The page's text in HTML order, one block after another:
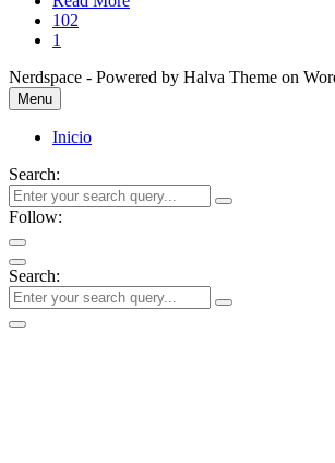
102
1
Nerdspace - Powered by Halva Theme on
Menu
Inicio
Search:
Follow:
Search: